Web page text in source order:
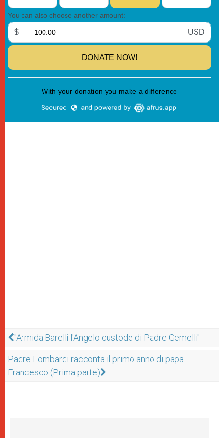
"Armida Barelli l'Angelo custode di Padre Gemelli"
Padre Lombardi racconta il primo anno di papa
Francesco (Prima parte)